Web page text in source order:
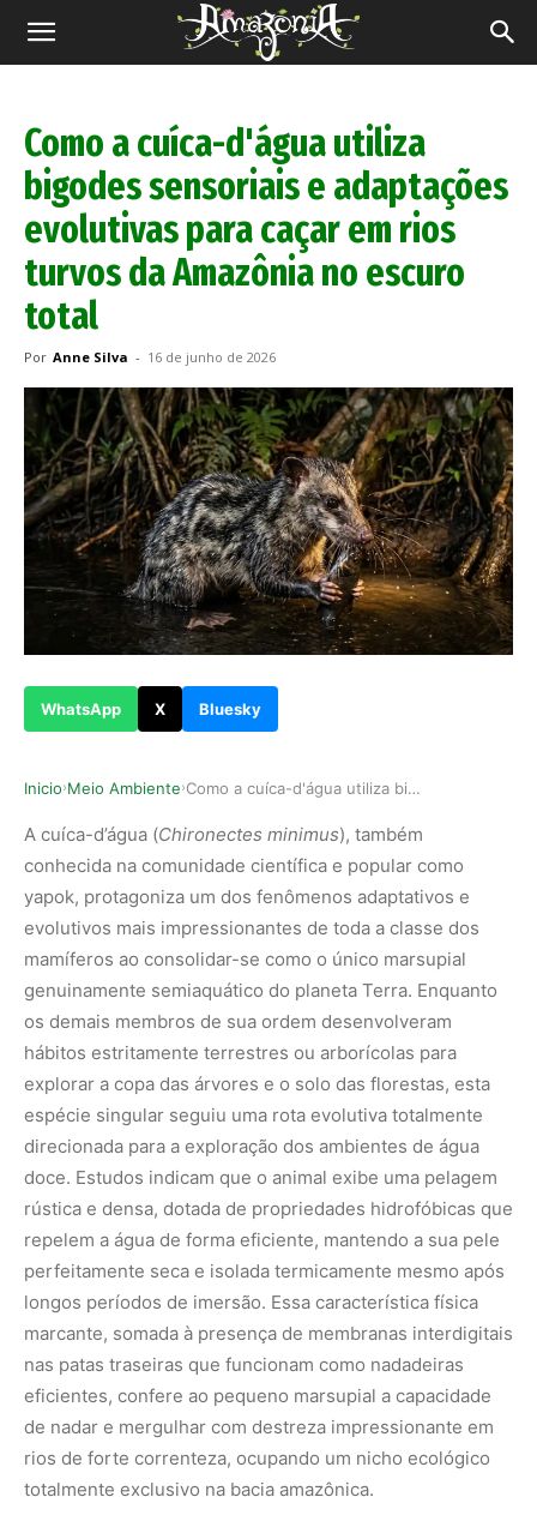
Revista
Como a cuíca-d'água utiliza
bigodes sensoriais e adaptações
evolutivas para caçar em rios
turvos da Amazônia no escuro
total
Por Anne Silva - 16 de junho de 2026
WhatsApp X Bluesky
Inicio›Meio Ambiente› Como a cuíca-d'água utiliza bigodes sensoriais …
A cuíca-d’água (Chironectes minimus), também
conhecida na comunidade científica e popular como
yapok, protagoniza um dos fenômenos adaptativos e
evolutivos mais impressionantes de toda a classe dos
mamíferos ao consolidar-se como o único marsupial
genuinamente semiaquático do planeta Terra. Enquanto
os demais membros de sua ordem desenvolveram
hábitos estritamente terrestres ou arborícolas para
explorar a copa das árvores e o solo das florestas, esta
espécie singular seguiu uma rota evolutiva totalmente
direcionada para a exploração dos ambientes de água
doce. Estudos indicam que o animal exibe uma pelagem
rústica e densa, dotada de propriedades hidrofóbicas que
repelem a água de forma eficiente, mantendo a sua pele
perfeitamente seca e isolada termicamente mesmo após
longos períodos de imersão. Essa característica física
marcante, somada à presença de membranas interdigitais
nas patas traseiras que funcionam como nadadeiras
eficientes, confere ao pequeno marsupial a capacidade
de nadar e mergulhar com destreza impressionante em
rios de forte correnteza, ocupando um nicho ecológico
totalmente exclusivo na bacia amazônica.